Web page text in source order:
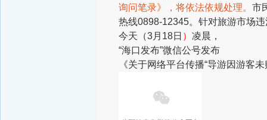
询问笔录》，将依法依规处理。 市
热线0898-12345。针对旅游市场
今天（3月18日 ） 凌晨，
“海口发布”微信公号发布
《关于网络平台传播“导游因游客